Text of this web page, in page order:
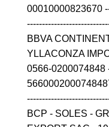
00010000823670
BBVA
YLLACONZA
0566-0200074848
BCP - SOLES -